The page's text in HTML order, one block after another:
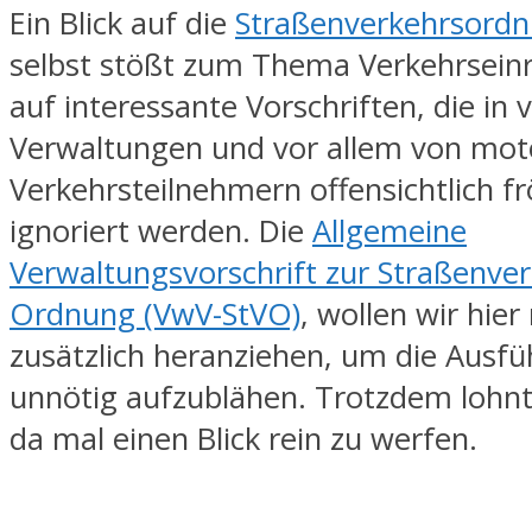
Ein Blick auf die
selbst stößt zum Thema
auf interessante Vorschriften, die in
Verwaltungen und vor allem von
Verkehrsteilnehmern offensichtlich
ignoriert werden. Die Allgemeine
Verwaltungsvorschrift zur
Ordnung (VwV-StVO), wollen wir hier
zusätzlich heranziehen, um die
unnötig aufzublähen. Trotzdem
da mal einen Blick rein zu werfen.